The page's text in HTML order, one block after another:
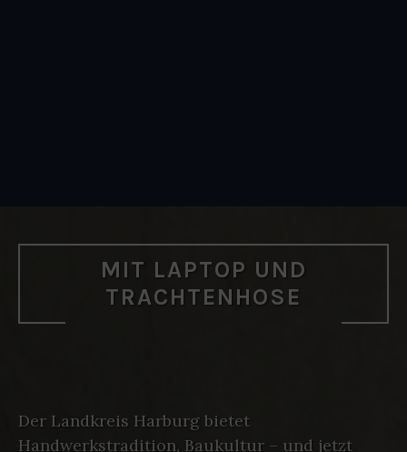
MIT LAPTOP UND
TRACHTENHOSE
Der Landkreis Harburg bietet
Handwerkstradition, Baukultur – und jetzt